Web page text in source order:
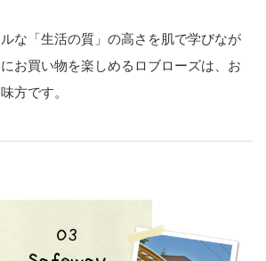
な「生活の質」の高さを肌で学びなが
お買い物を楽しめるロブローズは、お
方です。